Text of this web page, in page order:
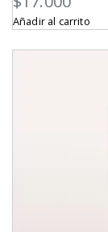
Añadir al carrito